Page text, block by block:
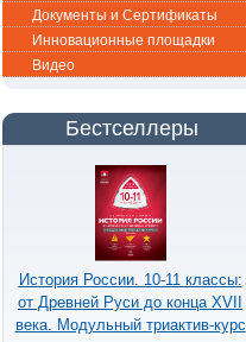
Документы и Сертификаты
Инновационные площадки
Видео
Бестселлеры
История России. 10-11 классы:
от Древней Руси до конца XVII
века. Модульный триактив-курс